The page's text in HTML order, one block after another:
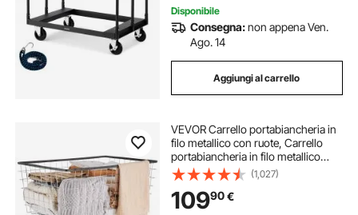
Disponibile
Consegna:non appena Ven.
Ago. 14
Aggiungi al carrello
VEVOR Carrello portabiancheria in
filo metallico con ruote, Carrello
portabiancheria in filo metallico
commerciale da 35''x15,7''x22'',
Telaio in acciaio con finitura
cromata
(1,027)
10990€